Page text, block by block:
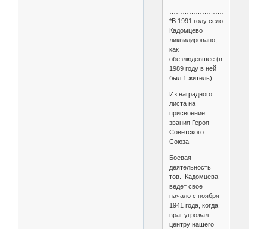
*В 1991 году село
Кадомцево
ликвидировано,
как
обезлюдевшее (в
1989 году в ней
был 1 житель).
Из наградного
листа на
присвоение
звания Героя
Советского
Союза
Боевая
деятельность
тов. Кадомцева
ведет свое
начало с ноября
1941 года, когда
враг угрожал
центру нашего